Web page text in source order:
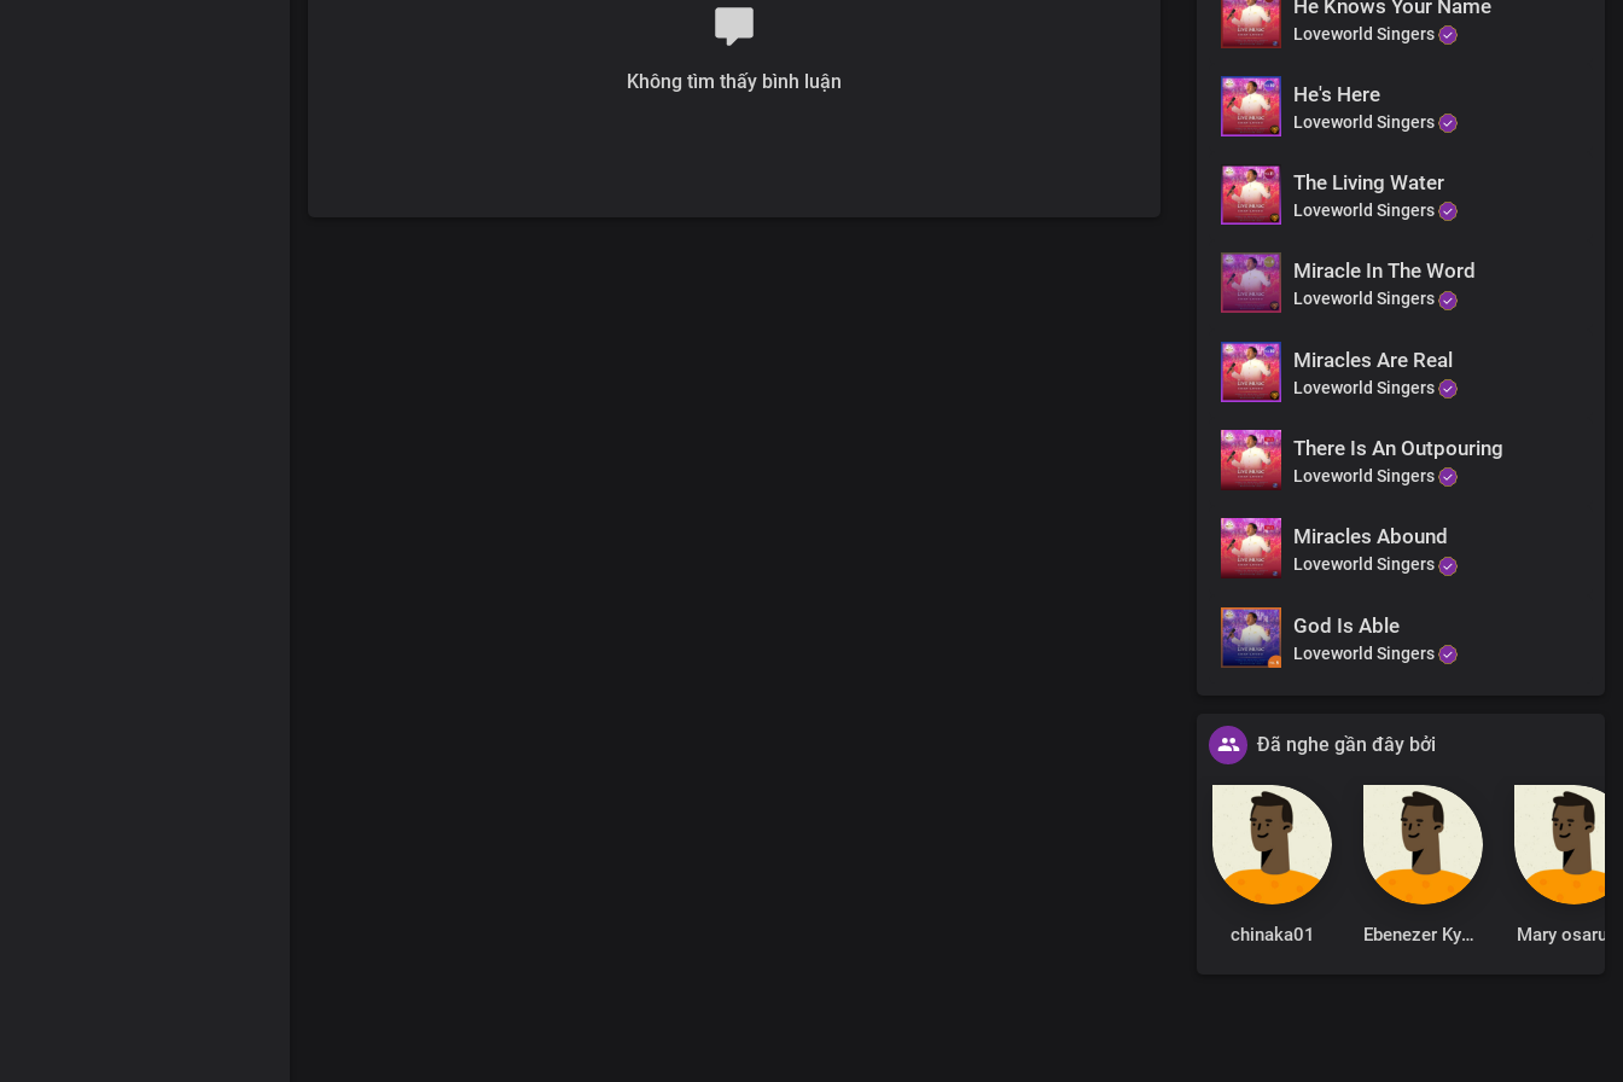
Không tìm thấy bình luận
He Knows Your Name
Loveworld Singers
He's Here
Loveworld Singers
The Living Water
Loveworld Singers
Miracle In The Word
Loveworld Singers
Miracles Are Real
Loveworld Singers
There Is An Outpouring
Loveworld Singers
Miracles Abound
Loveworld Singers
God Is Able
Loveworld Singers
Đã nghe gần đây bởi
chinaka01 Ebenezer Kyere Mary